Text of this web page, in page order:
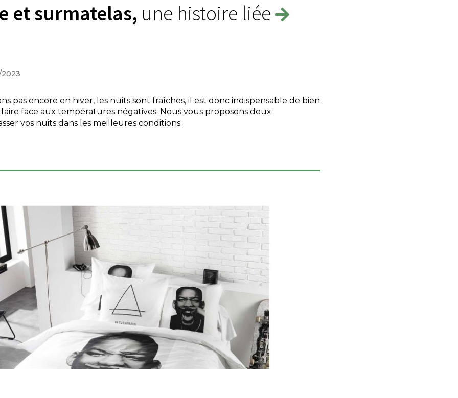
et surmatelas, une histoire liée
2023
pas encore en hiver, les nuits sont fraîches, il est donc indispensable de bien
face aux températures négatives. Nous vous proposons deux
vos nuits dans les meilleures conditions.